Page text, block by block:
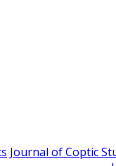
Journal of Coptic